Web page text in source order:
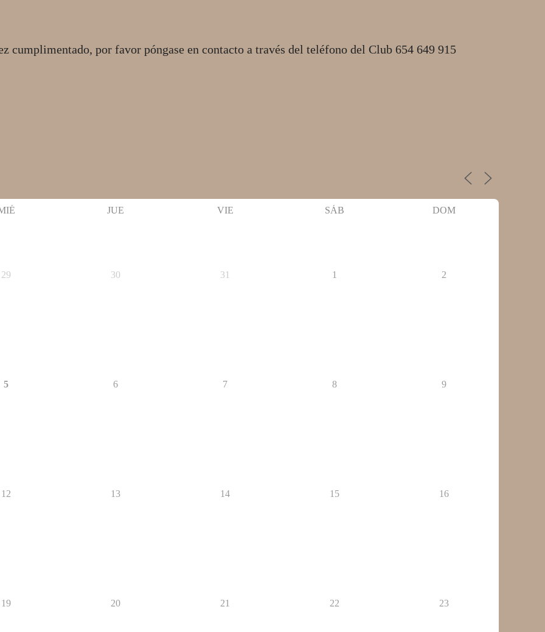
cumplimentado, por favor póngase en contacto a través del teléfono del Club 654 649 915
JUE VIE SÁB DOM
29 30 31 1 2
5 6 7 8 9
12 13 14 15 16
19 20 21 22 23